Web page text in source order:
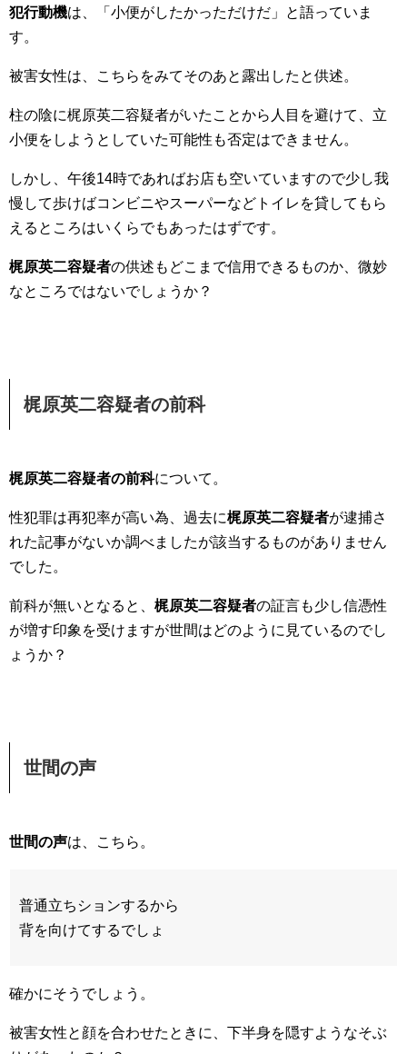
犯行動機は、「小便がしたかっただけだ」と語っていま
す。
被害女性は、こちらをみてそのあと露出したと供述。
柱の陰に梶原英二容疑者がいたことから人目を避けて、立
小便をしようとしていた可能性も否定はできません。
しかし、午後14時であればお店も空いていますので少し我
慢して歩けばコンビニやスーパーなどトイレを貸してもら
えるところはいくらでもあったはずです。
梶原英二容疑者の供述もどこまで信用できるものか、微妙
なところではないでしょうか？
梶原英二容疑者の前科
梶原英二容疑者の前科について。
性犯罪は再犯率が高い為、過去に梶原英二容疑者が逮捕さ
れた記事がないか調べましたが該当するものがありません
でした。
前科が無いとなると、 梶原英二容疑者の証言も少し信憑性
が増す印象を受けますが世間はどのように見ているのでし
ょうか？
世間の声
世間の声は、こちら。
普通立ちションするから
背を向けてするでしょ
確かにそうでしょう。
被害女性と顔を合わせたときに、下半身を隠すようなそぶ